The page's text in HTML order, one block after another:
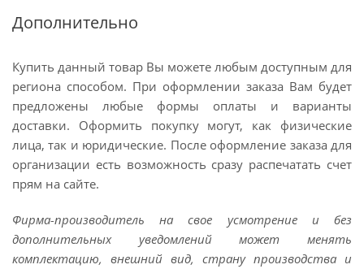
Дополнительно
Купить данный товар Вы можете любым доступным для
региона способом. При оформлении заказа Вам будет
предложены любые формы оплаты и варианты
доставки. Оформить покупку могут, как физические
лица, так и юридические. После оформление заказа для
организации есть возможность сразу распечатать счет
прям на сайте.
Фирма-производитель на свое усмотрение и без
дополнительных уведомлений может менять
комплектацию, внешний вид, страну производства и